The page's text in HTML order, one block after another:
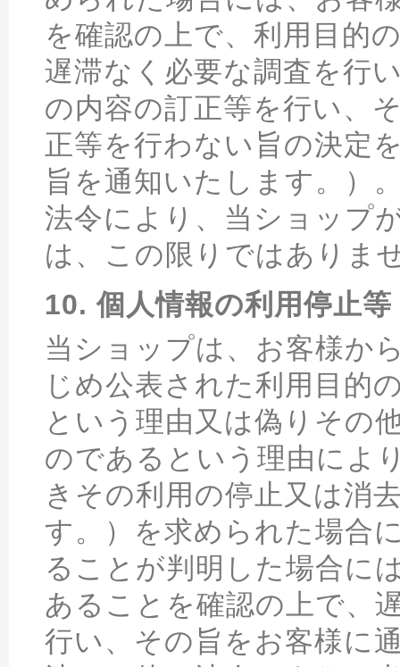
を確認の上で、利用目的
遅滞なく必要な調査を行
の内容の訂正等を行い、
正等を行わない旨の決定
旨を通知いたします。）
法令により、当ショップ
は、この限りではありま
10. 個人情報の利用停止等
当ショップは、お客様か
じめ公表された利用目的
という理由又は偽りその
のであるという理由によ
きその利用の停止又は消
す。）を求められた場合
ることが判明した場合に
あることを確認の上で、
行い、その旨をお客様に